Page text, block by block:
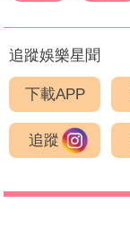
追蹤娛樂星聞
下載APP
追蹤